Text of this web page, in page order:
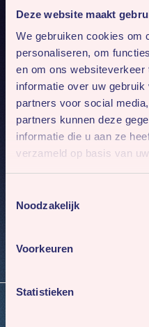
Deze website maakt
We gebruiken cookies om
personaliseren, om
en om ons
informatie over uw
partners voor social
partners kunnen deze
informatie die u aan ze
verzameld op basis van
Noodzakelijk
Voorkeuren
Statistieken
Mis niks
Meld je aan voor onze
4x per jaar ons nieuwste